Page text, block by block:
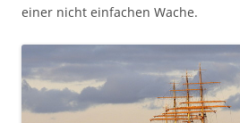
einer nicht einfachen Wache.